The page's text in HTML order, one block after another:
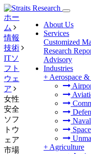
About Us
Services
Customized
Research
Advisory
Industries
+ Aerospace
+ Agriculture
ホー
ム
情報
技術
ITソ
フト
ウェ
ア
女性
安全
ソフ
トウ
ェア
市場